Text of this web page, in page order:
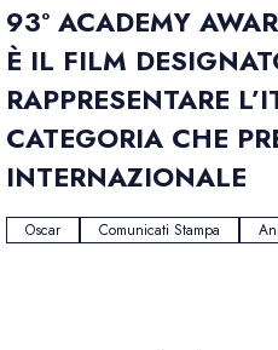
93° ACADEMY
È IL FILM
RAPPRESENTARE
CATEGORIA CHE
INTERNAZIONALE
Oscar Comunicati Stampa